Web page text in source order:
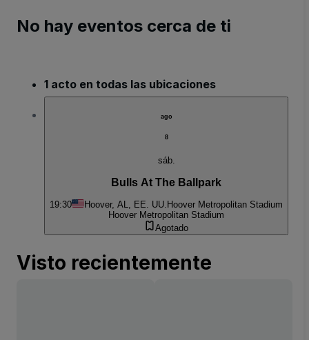
No hay eventos cerca de ti
1 acto en todas las ubicaciones
ago
8
sáb.
Bulls At The Ballpark
19:30 Hoover, AL, EE. UU. Hoover Metropolitan Stadium
Hoover Metropolitan Stadium
Agotado
Visto recientemente